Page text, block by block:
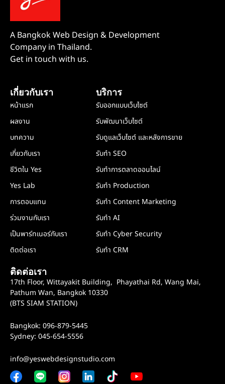
A Bangkok Web Design & Development
Company in Thailand.
Get in touch with us.
เกี่ยวกับเรา
หน้าแรก
ผลงาน
บทความ
เกี่ยวกับเรา
ชีวิตใน Yes
Yes Lab
การตอบแทน
ร่วมงานกับเรา
เป็นพาร์ทเนอร์กับเรา
ติดต่อเรา
บริการ
รับออกแบบเว็บไซต์
รับพัฒนาเว็บไซต์
รับดูแลเว็บไซต์ และหลังการขาย
รับทำ SEO
รับทำการตลาดออนไลน์
รับทำ Production
รับทำ Content Marketing
รับทำ AI
รับทำ Cyber Security
รับทำ CRM
ติดต่อเรา
17th Floor, Wittayakit Building, Phayathai Rd, Wang Mai,
Pathum Wan, Bangkok 10330
(BTS SIAM STATION)
Bangkok: 096-879-5445
Sydney: 045-654-5556
info@yeswebdesignstudio.com